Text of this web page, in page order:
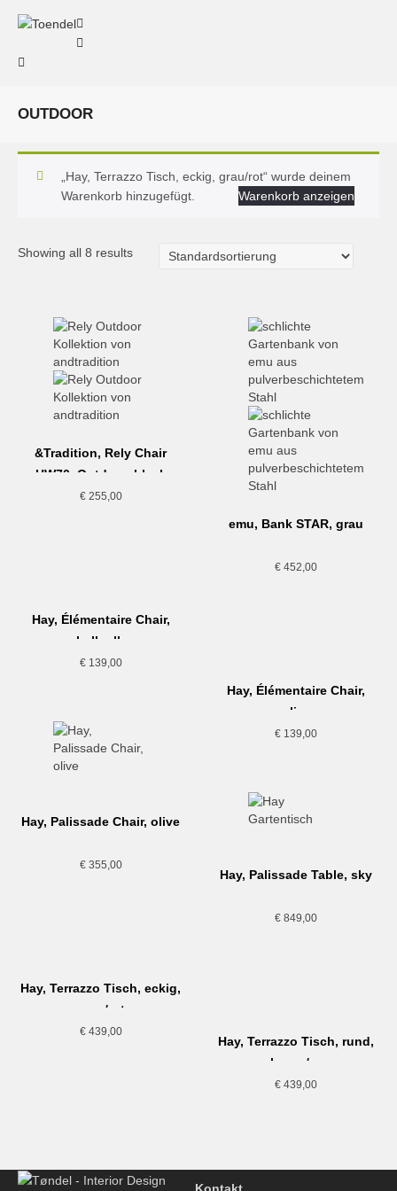
OUTDOOR
„Hay, Terrazzo Tisch, eckig, grau/rot“ wurde deinem
Warenkorb hinzugefügt.
Warenkorb anzeigen
Showing all 8 results
&Tradition, Rely Chair
HW70, Outdoor, black
€255,00
emu, Bank STAR, grau
€ 452,00
Hay, Élémentaire Chair,
hellgelb
€139,00
Hay, Élémentaire Chair,
olive
€ 139,00
Hay, Palissade Chair, olive
€355,00
Hay, Palissade Table, sky
€ 849,00
Hay, Terrazzo Tisch, eckig,
grau/rot
€439,00
Hay, Terrazzo Tisch, rund,
schwarz/grau
€ 439,00
Kontakt